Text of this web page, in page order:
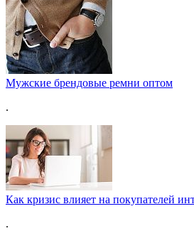
Мужские брендовые ремни оптом
.
Как кризис влияет на покупателей
.